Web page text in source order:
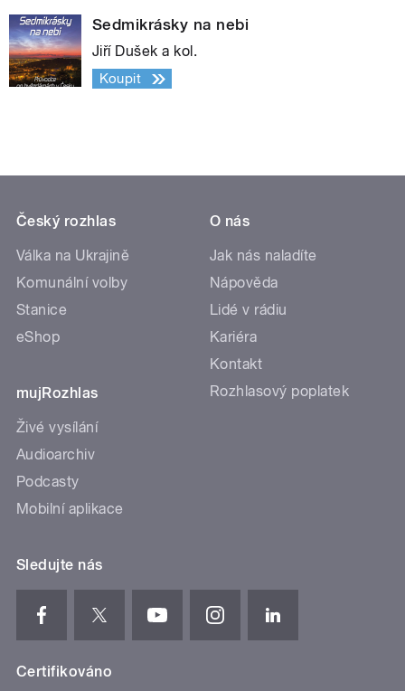
Sedmikrásky na nebi
Jiří Dušek a kol.
Koupit
Český rozhlas
Válka na Ukrajině
Komunální volby
Stanice
eShop
mujRozhlas
Živé vysílání
Audioarchiv
Podcasty
Mobilní aplikace
O nás
Jak nás naladíte
Nápověda
Lidé v rádiu
Kariéra
Kontakt
Rozhlasový poplatek
Sledujte nás
Certifikováno